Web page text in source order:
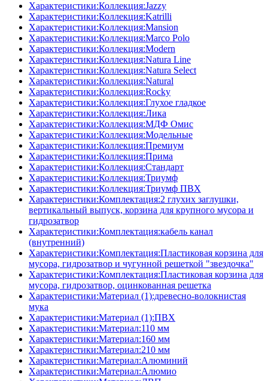
Характеристики:Коллекция:Jazzy
Характеристики:Коллекция:Katrilli
Характеристики:Коллекция:Mansion
Характеристики:Коллекция:Marco Polo
Характеристики:Коллекция:Modern
Характеристики:Коллекция:Natura Line
Характеристики:Коллекция:Natura Select
Характеристики:Коллекция:Natural
Характеристики:Коллекция:Rocky
Характеристики:Коллекция:Глухое гладкое
Характеристики:Коллекция:Лика
Характеристики:Коллекция:МДФ Омис
Характеристики:Коллекция:Модельные
Характеристики:Коллекция:Премиум
Характеристики:Коллекция:Прима
Характеристики:Коллекция:Стандарт
Характеристики:Коллекция:Триумф
Характеристики:Коллекция:Триумф ПВХ
Характеристики:Комплектация:2 глухих заглушки,
вертикальный выпуск, корзина для крупного мусора и
гидрозатвор
Характеристики:Комплектация:кабель канал
(внутренний)
Характеристики:Комплектация:Пластиковая корзина для
мусора, гидрозатвор и чугунной решеткой "звездочка"
Характеристики:Комплектация:Пластиковая корзина для
мусора, гидрозатвор, оцинкованная решетка
Характеристики:Материал (1):древесно-волокнистая
мука
Характеристики:Материал (1):ПВХ
Характеристики:Материал:110 мм
Характеристики:Материал:160 мм
Характеристики:Материал:210 мм
Характеристики:Материал:Алюминий
Характеристики:Материал:Алюмио